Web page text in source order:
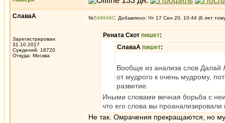
СлаваА
Зарегистрирован:
31.10.2017
Суждений: 18720
Откуда: Москва
№549646 Добавлено: Чт 17 Сен 20, 10:44 (6 лет
Рената Скот пишет:
СлаваА пишет:
Вообще из анализа слов Далай
от мудрого к очень мудрому,
развитие.
Иными словами вечная борьба с
что его слова вы
Не так. Омрачения прекращаются, но